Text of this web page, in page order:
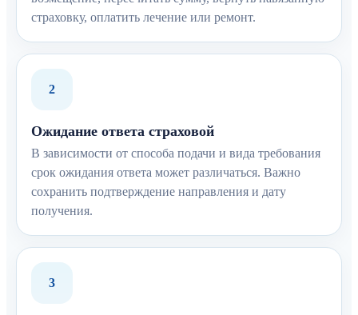
страховку, оплатить лечение или ремонт.
2
Ожидание ответа страховой
В зависимости от способа подачи и вида требования
срок ожидания ответа может различаться. Важно
сохранить подтверждение направления и дату
получения.
3